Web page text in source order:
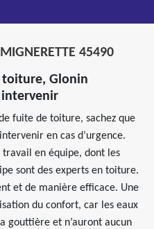
45490
toiture, Glonin
intervenir
fuite de toiture, sachez que
en cas d’urgence.
en équipe, dont les
sont des experts en toiture.
et de manière efficace. Une
du confort, car les eaux
gouttière et n’auront aucun